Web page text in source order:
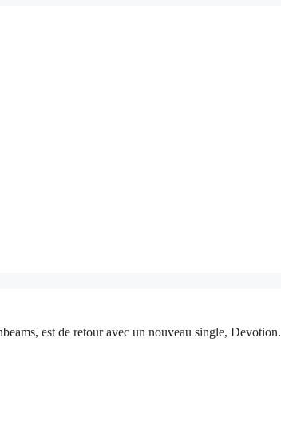
est de retour avec un nouveau single, Devotion.